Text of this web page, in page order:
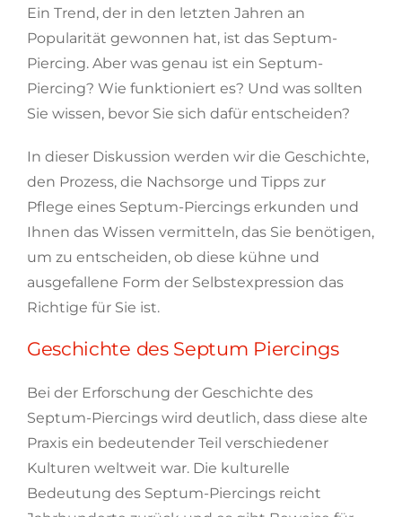
Ein Trend, der in den letzten Jahren an
Popularität gewonnen hat, ist das Septum-
Piercing. Aber was genau ist ein Septum-
Piercing? Wie funktioniert es? Und was sollten
Sie wissen, bevor Sie sich dafür entscheiden?
In dieser Diskussion werden wir die Geschichte,
den Prozess, die Nachsorge und Tipps zur
Pflege eines Septum-Piercings erkunden und
Ihnen das Wissen vermitteln, das Sie benötigen,
um zu entscheiden, ob diese kühne und
ausgefallene Form der Selbstexpression das
Richtige für Sie ist.
Geschichte des Septum Piercings
Bei der Erforschung der Geschichte des
Septum-Piercings wird deutlich, dass diese alte
Praxis ein bedeutender Teil verschiedener
Kulturen weltweit war. Die kulturelle
Bedeutung des Septum-Piercings reicht